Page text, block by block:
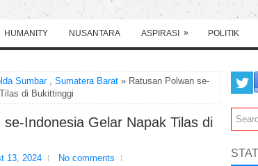
HUMANITY NUSANTARA ASPIRASI » POLITIK
Sumbar, Sumatera Barat » Ratusan Polwan se-
di Bukittinggi
se-Indonesia Gelar Napak Tilas di
13, 2024 No comments